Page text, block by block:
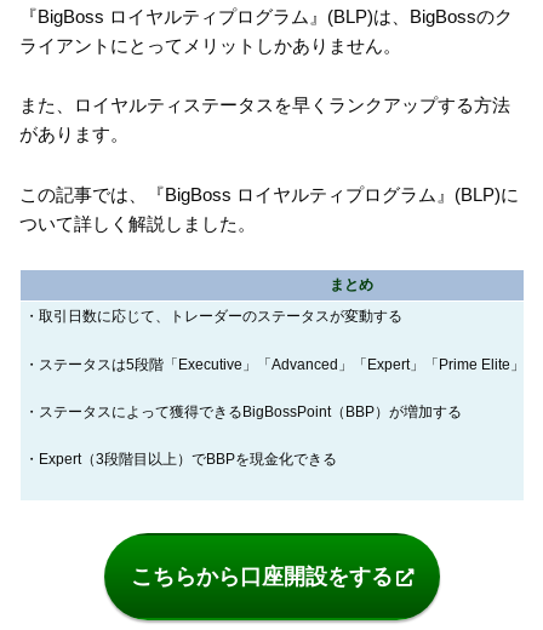
『BigBoss ロイヤルティプログラム』(BLP)は、BigBossのク
ライアントにとってメリットしかありません。
また、ロイヤルティステータスを早くランクアップする方法
があります。
この記事では、『BigBoss ロイヤルティプログラム』(BLP)に
ついて詳しく解説しました。
まとめ
・取引日数に応じて、トレーダーのステータスが変動する
・ステータスは5段階「Executive」「Advanced」「Expert」「Prime Elite」
・ステータスによって獲得できるBigBossPoint（BBP）が増加する
・Expert（3段階目以上）でBBPを現金化できる
こちらから口座開設をする